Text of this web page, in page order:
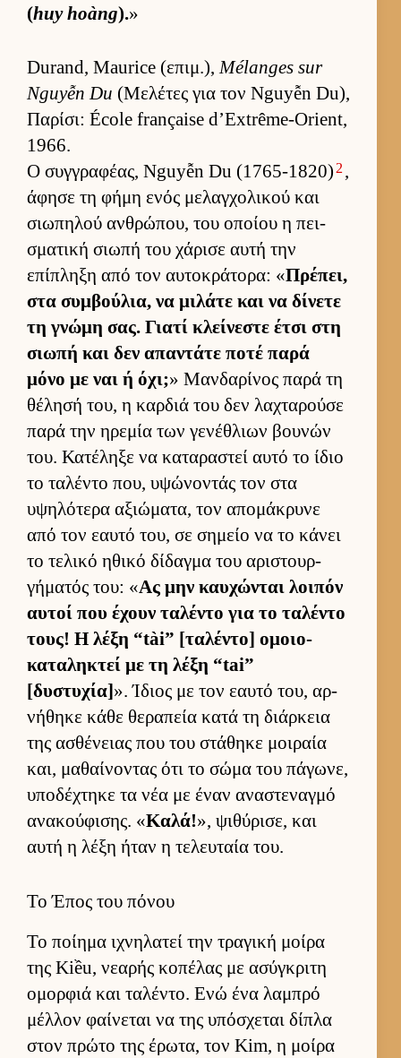
(huy hoàng).»
Durand, Maurice (επιμ.),Mélanges sur
Nguyễn Du (Μελέτες για τον Nguyễn Du),
Παρίσι: École française d’Extrême-Orient,
1966.
Ο συγ­γραφέας, Nguyễn Du (1765-1820) 2 ,
άφησε τη φήμη ενός μελαγ­χολικού και
σιω­πηλού αν­θρώπου, του οποίου η πει­
σματική σιωπή του χάρισε αυτή την
επίπληξη από τον αυ­τοκράτορα: «Πρέπει,
στα συμ­βού­λια, να μιλάτε και να δίνετε
τη γνώμη σας. Γιατί κλεί­νεστε έτσι στη
σιωπή και δεν απαντάτε ποτέ παρά
μόνο με ναι ή όχι;» Μαν­δαρίνος παρά τη
θέλησή του, η καρ­διά του δεν λαχταρούσε
παρά την ηρεμία των γενέθλιων βου­νών
του. Κατέληξε να καταραστεί αυτό το ίδιο
το ταλέντο που, υψώνοντάς τον στα
υψηλότερα αξιώματα, τον απομάκρυνε
από τον εαυτό του, σε σημείο να το κάνει
το τελικό ηθικό δίδαγμα του αριστουρ­
γήματός του: «Ας μην καυ­χώνται λοι­πόν
αυ­τοί που έχουν ταλέντο για το ταλέντο
τους! Η λέξη “tài” [ταλέντο] ομοιο­
καταληκτεί με τη λέξη “tai”
[δυστυχία]». Ίδιος με τον εαυτό του, αρ­
νήθηκε κάθε θεραπεία κατά τη διάρ­κεια
της ασθένειας που του στάθηκε μοι­ραία
και, μαθαί­νοντας ότι το σώμα του πάγωνε,
υποδέχτηκε τα νέα με έναν αναστεναγμό
ανακού­φισης. «Καλά!», ψιθύρισε, και
αυτή η λέξη ήταν η τελευ­ταία του.
Το Έπος του πόνου
Το ποί­ημα ιχνηλατεί την τραγική μοίρα
της Kiều, νεαρής κοπέλας με ασύγκριτη
ομορ­φιά και ταλέντο. Ενώ ένα λαμπρό
μέλ­λον φαί­νεται να της υπόσχεται δίπλα
στον πρώτο της έρωτα, τον Kim, η μοίρα